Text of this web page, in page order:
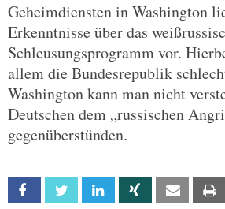
Geheimdiensten in Washington
Erkenntnisse über das
Schleusungsprogramm vor.
allem die Bundesrepublik
Washington kann man nicht
Deutschen dem „russischen
gegenüberstünden.
Facebook Twitter Linkedin Xing Email